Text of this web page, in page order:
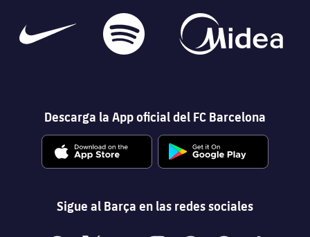
Descarga la App oficial del FC Barcelona
Sigue al Barça en las redes sociales